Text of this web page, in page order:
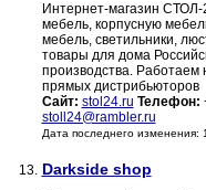
Интернет-магазин СТОЛ-
мебель, корпусную
мебель, светильники,
товары для дома
производства.
прямых дистрибьюторов
Сайт: stol24.ru Телефон:
stoll24@rambler.ru
Дата последнего изменения:
13. Darkside shop